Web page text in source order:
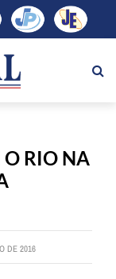
O RIO NA
DE 2016